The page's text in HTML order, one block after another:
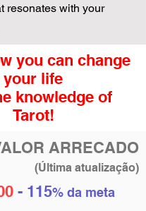
resonates with your
you can change
your life
knowledge of
Tarot!
ARRECADO
(Última atualização)
- 115% da meta